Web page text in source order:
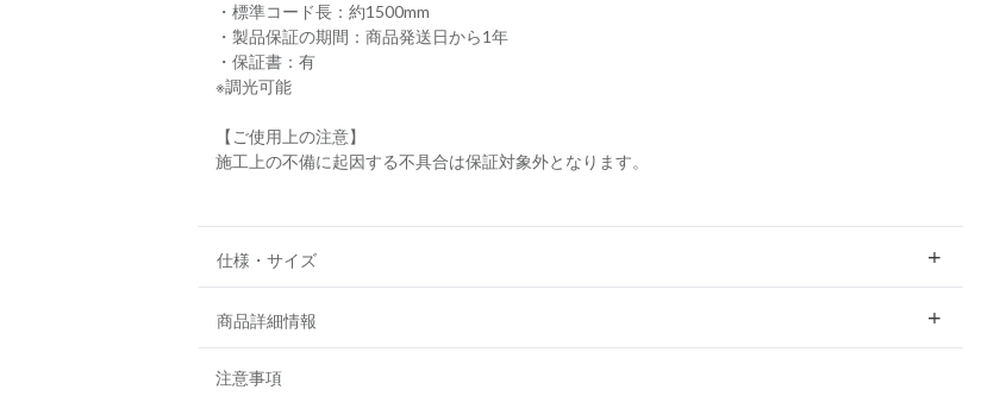
・標準コード長：約1500mm
・製品保証の期間：商品発送日から1年
・保証書：有
※調光可能
【ご使用上の注意】
施工上の不備に起因する不具合は保証対象外となります。
仕様・サイズ
商品詳細情報
注意事項